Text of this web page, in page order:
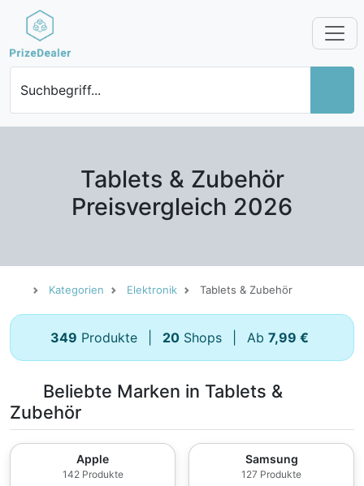
Suchbegriff...
Tablets & Zubehör
Preisvergleich 2026
Kategorien Elektronik Tablets & Zubehör
349 Produkte 20 Shops Ab 7,99 €
Beliebte Marken in Tablets &
Zubehör
Apple
142 Produkte
Samsung
127 Produkte